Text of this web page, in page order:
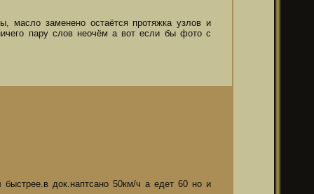
масло заменено остаётся протяжка узлов и
пару слов неочём а вот если бы фото с
док.наптсано 50км/ч а едет 60 но и